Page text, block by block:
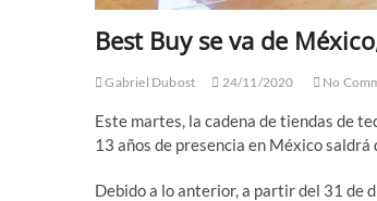
Best Buy se va de
Gabriel Dubost 24/11/2020 No
Este martes, la cadena de tiendas de
13 años de presencia en México saldrá
Debido a lo anterior, a partir del 31 de